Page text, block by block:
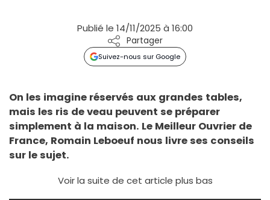
Publié le 14/11/2025 à 16:00
Partager
Suivez-nous sur Google
On les imagine réservés aux grandes tables,
mais les ris de veau peuvent se préparer
simplement à la maison. Le Meilleur Ouvrier de
France, Romain Leboeuf nous livre ses conseils
sur le sujet.
Voir la suite de cet article plus bas